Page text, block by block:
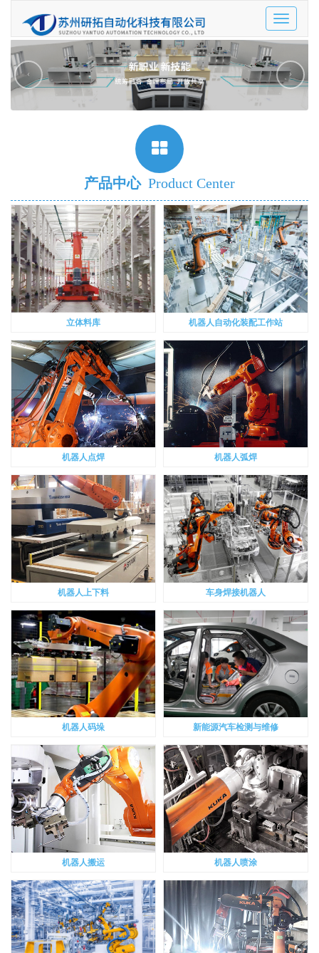
Toggle
‹ ›
产品中心 Product Center
立体料库 机器人自动化装配工作站
机器人点焊 机器人弧焊
机器人上下料 车身焊接机器人
机器人码垛 新能源汽车检测与维修
机器人搬运 机器人喷涂